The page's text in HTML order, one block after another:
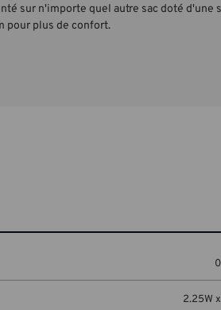
sur n'importe quel autre sac doté d'une
pour plus de confort.
2.25W